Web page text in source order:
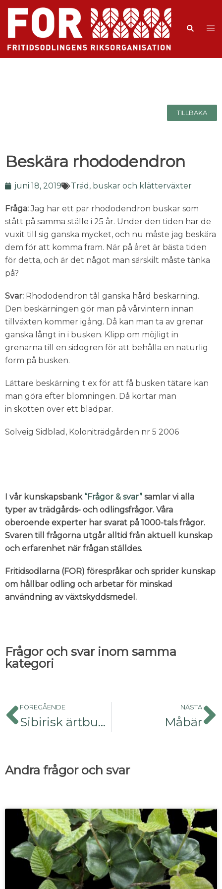
TILLBAKA
Beskära rhododendron
juni 18, 2019 Träd, buskar och klätterväxter
Fråga:Jag har ett par rhododendron buskar som
stått på samma ställe i 25 år. Under den tiden har de
vuxit till sig ganska mycket, och nu måste jag beskära
dem för att komma fram. När på året är bästa tiden
för detta, och är det något man särskilt måste tänka
på?
Svar: Rhododendron tål ganska hård beskärning.
Den beskärningen gör man på vårvintern innan
tillväxten kommer igång. Då kan man ta av grenar
ganska långt in i busken. Klipp om möjligt in
grenarna till en sidogren för att behålla en naturlig
form på busken.
Lättare beskärning t ex för att få busken tätare kan
man göra efter blomningen. Då kortar man
in skotten över ett bladpar.
Solveig Sidblad, Koloniträdgården nr 5 2006
I vår kunskapsbank “Frågor & svar” samlar vi alla
typer av trädgårds- och odlingsfrågor. Våra
oberoende experter har svarat på 1000-tals frågor.
Svaren till frågorna utgår alltid från aktuell kunskap
och erfarenhet när frågan ställdes.
Fritidsodlarna (FOR) förespråkar och sprider kunskap
om hållbar odling och arbetar för minskad
användning av växtskyddsmedel.
Frågor och svar inom samma
kategori
FÖREGÅENDE
Sibirisk ärtbuske
NÄSTA
Måbär
Andra frågor och svar